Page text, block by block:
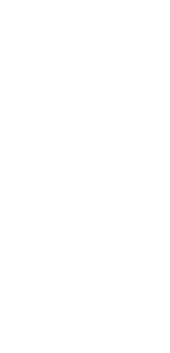
工业喷嘴 二、农业喷嘴
臂喷头,脱硫除尘用脱硫
。实际工程中，由于喷
出。不同用途和型号的
方式。 按材料分类，
喷嘴，钨钢喷嘴。 喷
将直接影响喷头的动作
，且配水管道沿梁下布
平蔓延。此时只有向上
触和加热喷头热敏元